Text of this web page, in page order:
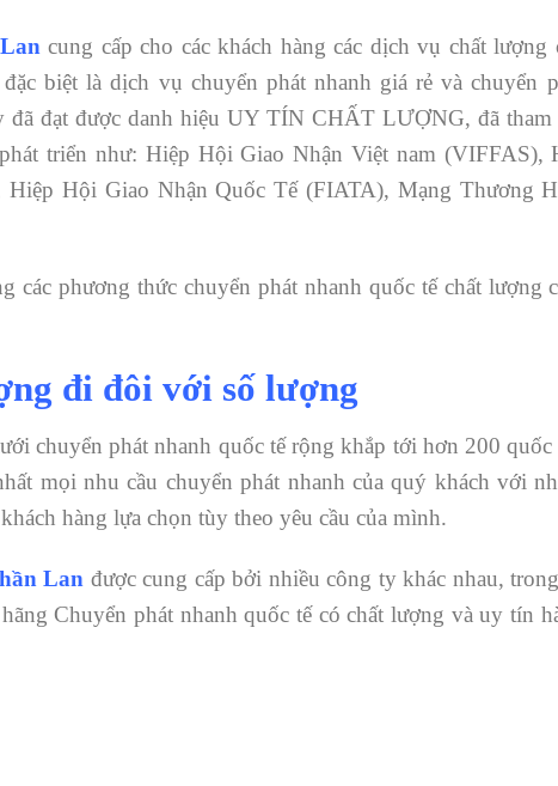
Lancung cấp cho các khách hàng các dịch vụ chất lượng
biệt là dịch vụ chuyển phát nhanh giá rẻ và chuyển
đã đạt được danh hiệu UY TÍN CHẤT LƯỢNG, đã tham
triển như: Hiệp Hội Giao Nhận Việt nam (VIFFAS),
Hội Giao Nhận Quốc Tế (FIATA), Mạng Thương
các phương thức chuyển phát nhanh quốc tế chất lượng
đi đôi với số lượng
chuyển phát nhanh quốc tế rộng khắp tới hơn 200 quốc
mọi nhu cầu chuyển phát nhanh của quý khách với
hàng lựa chọn tùy theo yêu cầu của mình.
Lan được cung cấp bởi nhiều công ty khác nhau,
Chuyển phát nhanh quốc tế có chất lượng và uy tín